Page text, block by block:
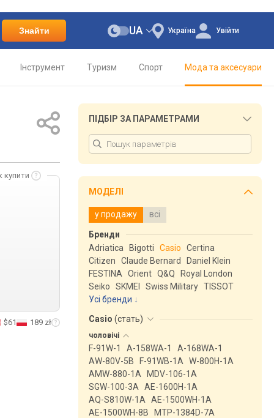
Знайти Україна
UA Увійти
Інструмент Туризм Спорт Мода та аксесуари
купити
$61 189 zł
ПІДБІР ЗА ПАРАМЕТРАМИ
МОДЕЛІ
у продажу всі
Бренди
Adriatica
Bigotti Casio
Certina
Citizen
Claude Bernard
Daniel Klein
FESTINA
Orient Q&Q
Royal London
Seiko
SKMEI Swiss Military TISSOT
Усі бренди
Casio (стать)
чоловічі
F-91W-1 A-158WA-1
A-168WA-1
AW-80V-5B
F-91WB-1A
W-800H-1A
AMW-880-1A
MDV-106-1A
SGW-100-3A
AE-1600H-1A
AQ-S810W-1A
AE-1500WH-1A
AE-1500WH-8B
MTP-1384D-7A